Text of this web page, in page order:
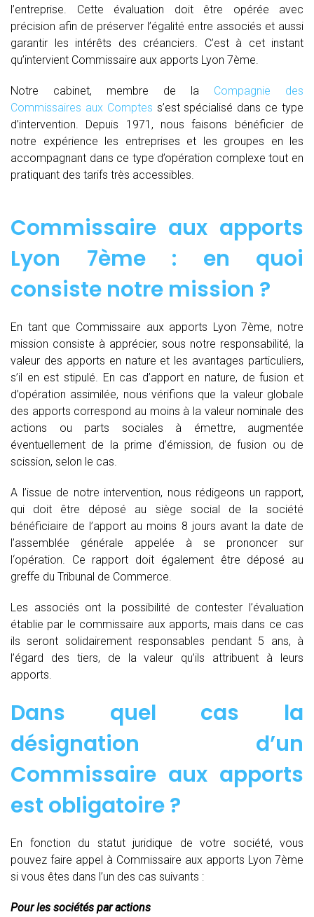
l’entreprise. Cette évaluation doit être opérée avec
précision afin de préserver l’égalité entre associés et aussi
garantir les intérêts des créanciers. C’est à cet instant
qu’intervient Commissaire aux apports Lyon 7ème.
Notre cabinet, membre de la Compagnie des
Commissaires aux Comptes s’est spécialisé dans ce type
d’intervention. Depuis 1971, nous faisons bénéficier de
notre expérience les entreprises et les groupes en les
accompagnant dans ce type d’opération complexe tout en
pratiquant des tarifs très accessibles.
Commissaire aux apports
Lyon 7ème : en quoi
consiste notre mission ?
En tant que Commissaire aux apports Lyon 7ème, notre
mission consiste à apprécier, sous notre responsabilité, la
valeur des apports en nature et les avantages particuliers,
s’il en est stipulé. En cas d’apport en nature, de fusion et
d’opération assimilée, nous vérifions que la valeur globale
des apports correspond au moins à la valeur nominale des
actions ou parts sociales à émettre, augmentée
éventuellement de la prime d’émission, de fusion ou de
scission, selon le cas.
A l’issue de notre intervention, nous rédigeons un rapport,
qui doit être déposé au siège social de la société
bénéficiaire de l’apport au moins 8 jours avant la date de
l’assemblée générale appelée à se prononcer sur
l‘opération. Ce rapport doit également être déposé au
greffe du Tribunal de Commerce.
Les associés ont la possibilité de contester l’évaluation
établie par le commissaire aux apports, mais dans ce cas
ils seront solidairement responsables pendant 5 ans, à
l’égard des tiers, de la valeur qu’ils attribuent à leurs
apports.
Dans quel cas la
désignation d’un
Commissaire aux apports
est obligatoire ?
En fonction du statut juridique de votre société, vous
pouvez faire appel à Commissaire aux apports Lyon 7ème
si vous êtes dans l’un des cas suivants :
Pour les sociétés par actions